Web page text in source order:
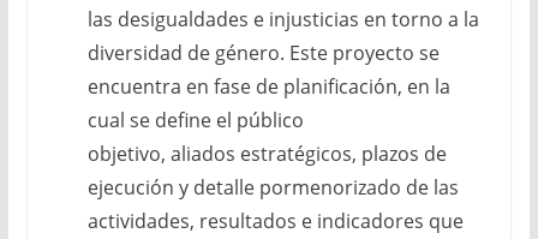
las desigualdades e injusticias en torno a la
diversidad de género. Este proyecto se
encuentra en fase de planificación, en la
cual se define el público
objetivo, aliados estratégicos, plazos de
ejecución y detalle pormenorizado de las
actividades, resultados e indicadores que